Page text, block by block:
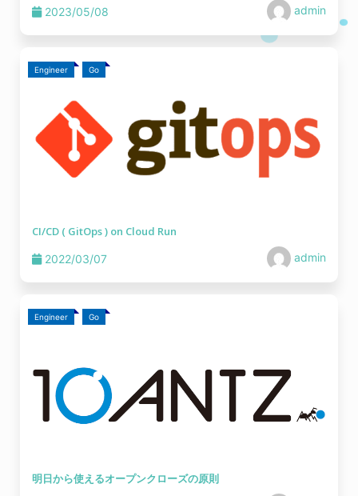
2023/05/08 admin
Engineer Go
CI/CD ( GitOps ) on Cloud Run
2022/03/07 admin
Engineer Go
明日から使えるオープンクローズの原則